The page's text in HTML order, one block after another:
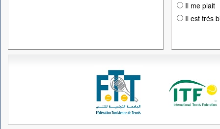
Il me plait
Il est trés